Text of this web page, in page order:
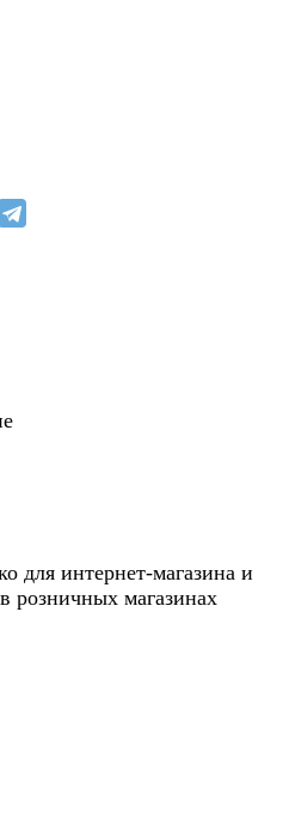
для интернет-магазина и
розничных магазинах